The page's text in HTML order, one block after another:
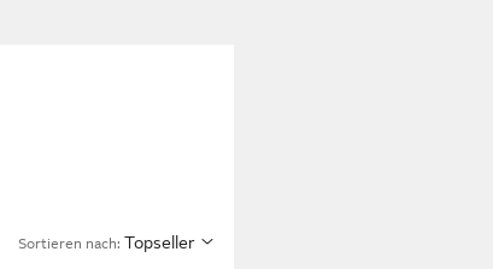
Sortieren nach: Topseller